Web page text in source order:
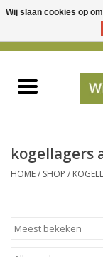
PRIJSAANVRAAG
SHOP
kogellagers
HOME/ SHOP /
Wij slaan cookies op